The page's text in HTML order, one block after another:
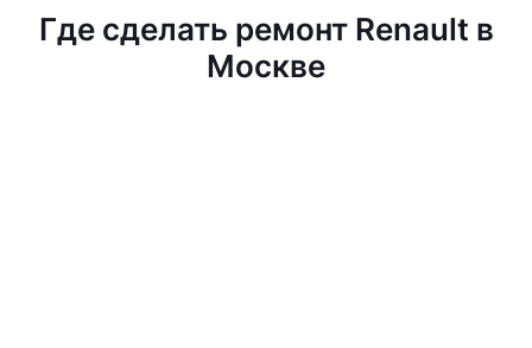
Где сделать ремонт Renault в
Москве